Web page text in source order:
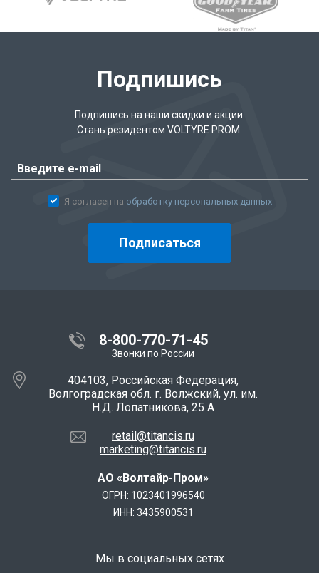
Подпишись
Подпишись на наши скидки и акции.
Стань резидентом VOLTYRE PROM.
Я согласен на обработку персональных данных
Подписаться
8-800-770-71-45
Звонки по России
404103, Российская Федерация,
Волгоградская обл. г. Волжский, ул. им.
Н.Д. Лопатникова, 25 А
retail@titancis.ru
marketing@titancis.ru
АО «Волтайр-Пром»
ОГРН: 1023401996540
ИНН: 3435900531
Мы в социальных сетях